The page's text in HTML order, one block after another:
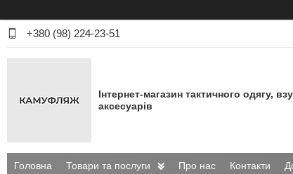
+380 (98) 224-23-51
Інтернет-магазин тактичного одягу,
аксесуарів
Головна Товари та послуги Про нас Контакти